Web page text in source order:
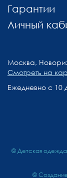
Гарантии
Личный
Москва,
Смотреть на
Ежедневно с 10
© Детская
©